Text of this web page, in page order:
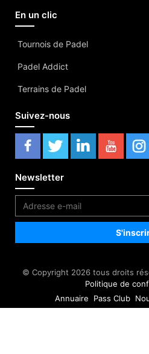
En un clic
Tournois de Padel
Padel Addict
Terrains de Padel
Suivez-nous
Newsletter
© Copyright 2026 tous droits
Politique de
Annuaire
Pass Club